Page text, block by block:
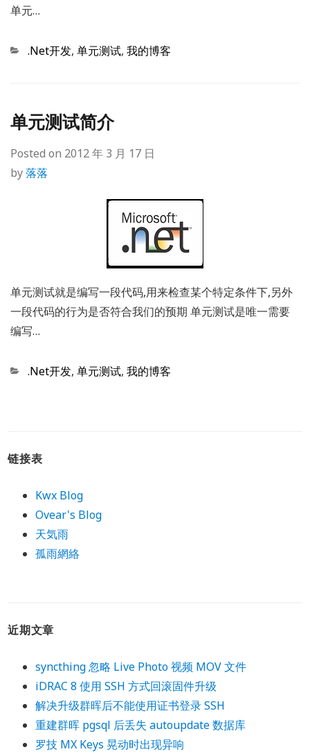
单元…
Categories
.Net开发, 单元测试, 我的博客
单元测试简介
Posted on 2012 年 3 月 17 日
by落落
单元测试就是编写一段代码,用来检查某个特定条件下,另外
一段代码的行为是否符合我们的预期 单元测试是唯一需要
编写…
Categories
.Net开发, 单元测试, 我的博客
链接表
Kwx Blog
Ovear's Blog
天気雨
孤雨網絡
近期文章
syncthing 忽略 Live Photo 视频 MOV 文件
iDRAC 8 使用 SSH 方式回滚固件升级
解决升级群晖后不能使用证书登录 SSH
重建群晖 pgsql 后丢失 autoupdate 数据库
罗技 MX Keys 晃动时出现异响